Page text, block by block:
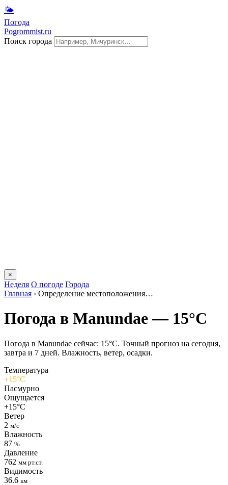
🌤
Погода
Pogrommist.ru
Поиск города
×
Неделя О погоде Города
Главная › Определение местоположения…
Погода в Manundaе — 15°C
Погода в Manundaе сейчас: 15°C. Точный прогноз на сегодня,
завтра и 7 дней. Влажность, ветер, осадки.
Температура
+15°C
Пасмурно
Ощущается
+15°C
Ветер
2 м/с
Влажность
87 %
Давление
762 мм рт.ст.
Видимость
36.6 км